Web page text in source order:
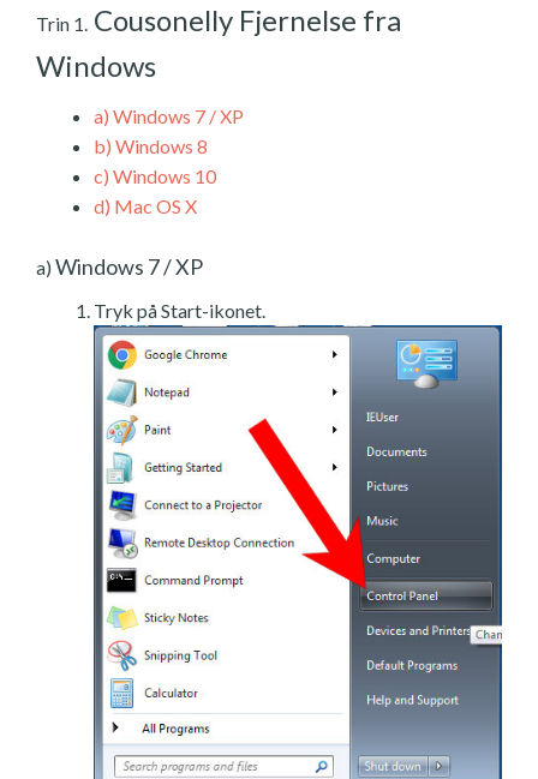
Trin 1. Cousonelly Fjernelse fra
Windows
a) Windows 7 / XP
b) Windows 8
c) Windows 10
d) Mac OS X
a) Windows 7 / XP
Tryk på Start-ikonet.